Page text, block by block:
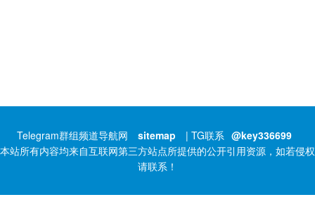
Telegram群组频道导航网 sitemap | TG联系 @key336699
本站所有内容均来自互联网第三方站点所提供的公开引用资源，如若侵权
请联系！